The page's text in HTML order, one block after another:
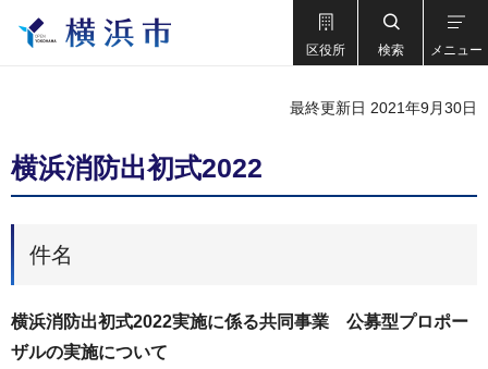
区役所 検索 メニュー
最終更新日 2021年9月30日
横浜消防出初式2022
件名
横浜消防出初式2022実施に係る共同事業 公募型プロポー
ザルの実施について